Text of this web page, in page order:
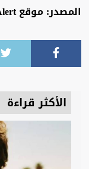
المصدر: موقع ScienceAlert
الأكثر قراءة